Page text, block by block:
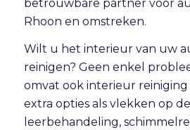
betrouwbare partner voor
Rhoon en omstreken.
Wilt u het interieur van uw
reinigen? Geen enkel
omvat ook interieur reiniging
extra opties als vlekken op
leerbehandeling,